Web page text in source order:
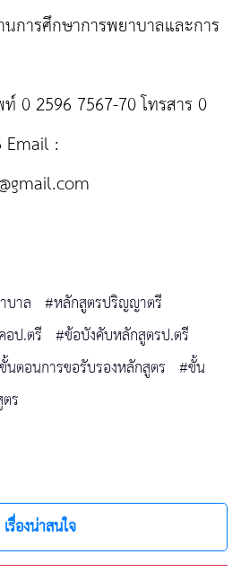
นการศึกษาการพยาบาลและการ
0 2596 7567-70 โทรสาร 0
Email :
บาล #หลักสูตรปริญญาตรี
ป.ตรี #ข้อบังคับหลักสูตรป.ตรี
นตอนการขอรับรองหลักสูตร #ขั้น
ร
เรื่องน่าสนใจ